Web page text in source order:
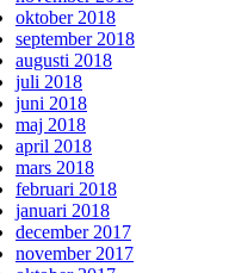
oktober 2018
september 2018
augusti 2018
juli 2018
juni 2018
maj 2018
april 2018
mars 2018
februari 2018
januari 2018
december 2017
november 2017